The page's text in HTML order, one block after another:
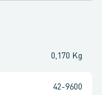
0,170 Kg
42-9600